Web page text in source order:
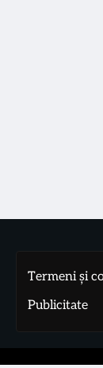
Termeni și
Publicitate